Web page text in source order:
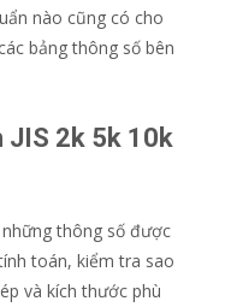
nào cũng có cho
bảng thông số bên
JIS 2k 5k 10k
những thông số được
toán, kiểm tra sao
và kích thước phù